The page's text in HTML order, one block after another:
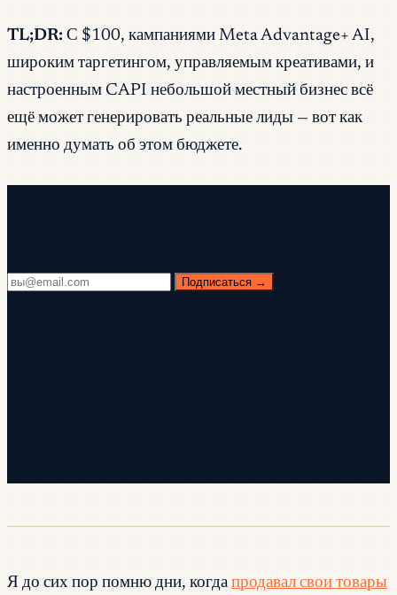
TL;DR: С $100, кампаниями Meta Advantage+ AI,
широким таргетингом, управляемым креативами, и
настроенным CAPI небольшой местный бизнес всё
ещё может генерировать реальные лиды — вот как
именно думать об этом бюджете.
Подписаться →
Я до сих пор помню дни, когда продавал свои товары